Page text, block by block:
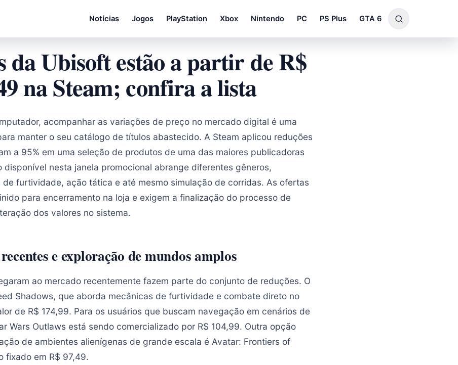
Notícias Jogos PlayStation Xbox Nintendo PC PS Plus GTA 6
da Ubisoft estão a partir de R$
na Steam; confira a lista
acompanhar as variações de preço no mercado digital é uma
manter o seu catálogo de títulos abastecido. A Steam aplicou reduções
a 95% em uma seleção de produtos de uma das maiores publicadoras
disponível nesta janela promocional abrange diferentes gêneros,
furtividade, ação tática e até mesmo simulação de corridas. As ofertas
para encerramento na loja e exigem a finalização do processo de
dos valores no sistema.
e exploração de mundos amplos
ao mercado recentemente fazem parte do conjunto de reduções. O
Shadows, que aborda mecânicas de furtividade e combate direto no
de R$ 174,99. Para os usuários que buscam navegação em cenários de
Wars Outlaws está sendo comercializado por R$ 104,99. Outra opção
de ambientes alienígenas de grande escala é Avatar: Frontiers of
fixado em R$ 97,49.